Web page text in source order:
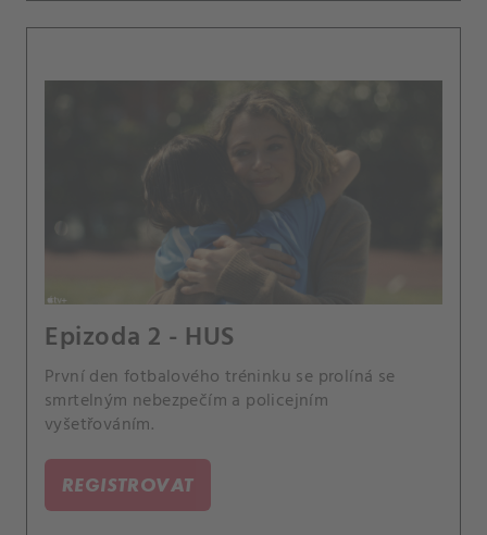
Epizoda 2 - HUS
První den fotbalového tréninku se prolíná se
smrtelným nebezpečím a policejním
vyšetřováním.
REGISTROVAT